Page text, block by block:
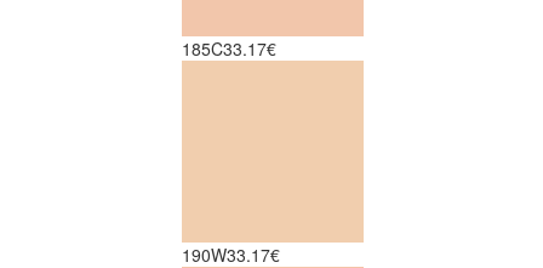
185C33.17€
190W33.17€